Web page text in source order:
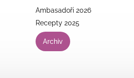
Ambasadoři 2026
Recepty 2025
Archiv